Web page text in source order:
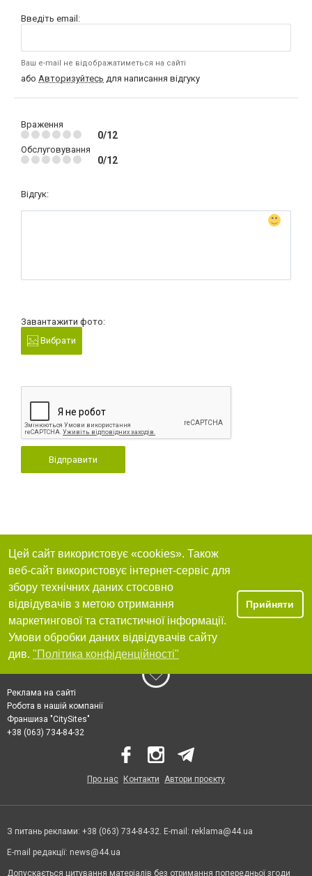
Введіть email:
Ваш e-mail не відображатиметься на сайті
або Авторизуйтесь для написання відгуку
Враження
0/12
Обслуговування
0/12
Відгук:
Завантажити фото:
Вибрати
Відправити
Цей сайт використовує «cookies». Також
веб-сайт використовує інтернет-сервіс для
збору технічних даних стосовно
відвідувачів з метою отримання
маркетингової та статистичної інформації.
Умови обробки даних відвідувачів сайту
див. "Політика конфіденційності"
Прийняти
Реклама на сайті
Робота в нашій компанії
Франшиза "CitySites"
+38 (063) 734-84-32
Про нас Контакти Автори проєкту
З питань реклами: +38 (063) 734-84-32. E-mail: reklama@44.ua
E-mail редакції: news@44.ua
Допускається цитування матеріалів без отримання попередньої згоди